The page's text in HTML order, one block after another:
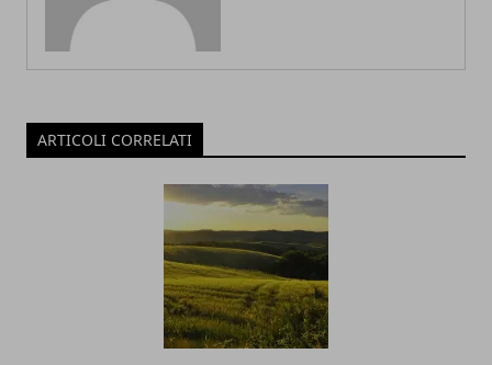
ARTICOLI CORRELATI